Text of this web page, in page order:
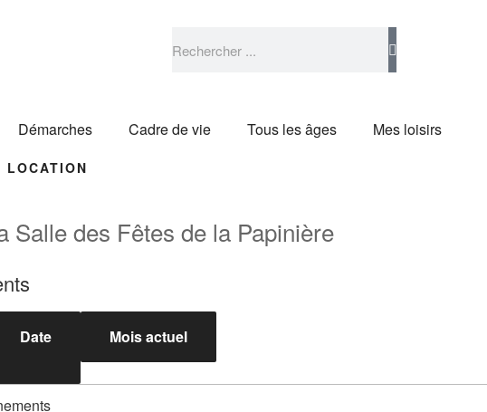
Démarches Cadre de vie Tous les âges Mes loisirs
LOCATION
Salle des Fêtes de la Papinière
Date Mois actuel